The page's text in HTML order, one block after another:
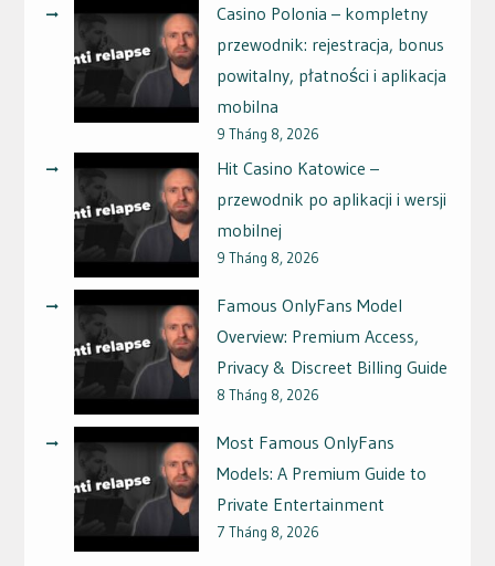
Casino Polonia – kompletny
przewodnik: rejestracja, bonus
powitalny, płatności i aplikacja
mobilna
9 Tháng 8, 2026
Hit Casino Katowice –
przewodnik po aplikacji i wersji
mobilnej
9 Tháng 8, 2026
Famous OnlyFans Model
Overview: Premium Access,
Privacy & Discreet Billing Guide
8 Tháng 8, 2026
Most Famous OnlyFans
Models: A Premium Guide to
Private Entertainment
7 Tháng 8, 2026